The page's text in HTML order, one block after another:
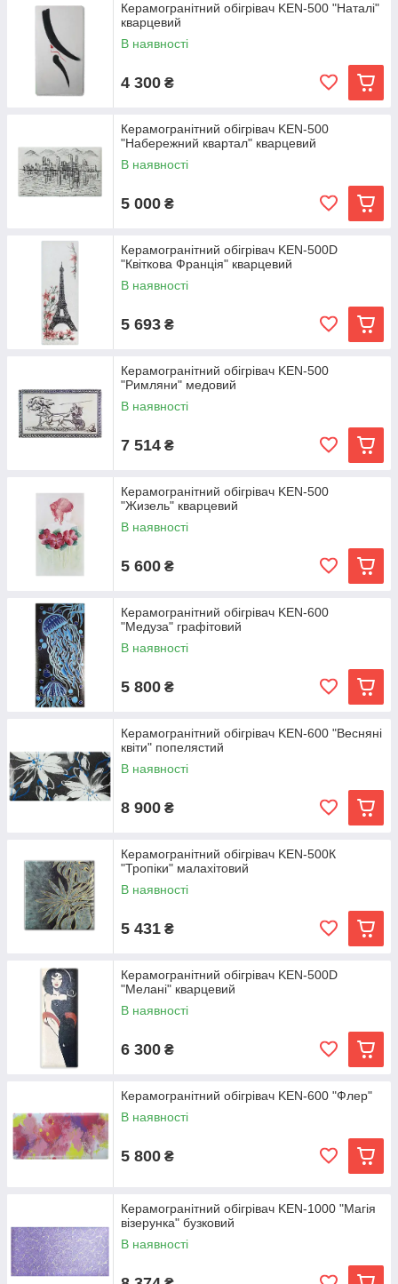
Керамогранітний обігрівач KEN-500 "Наталі"
кварцевий
В наявності
4 300 ₴
Керамогранітний обігрівач KEN-500
"Набережний квартал" кварцевий
В наявності
5 000 ₴
Керамогранітний обігрівач KEN-500D
"Квіткова Франція" кварцевий
В наявності
5 693 ₴
Керамогранітний обігрівач KEN-500
"Римляни" медовий
В наявності
7 514 ₴
Керамогранітний обігрівач KEN-500
"Жизель" кварцевий
В наявності
5 600 ₴
Керамогранітний обігрівач KEN-600
"Медуза" графітовий
В наявності
5 800 ₴
Керамогранітний обігрівач KEN-600 "Весняні
квіти" попелястий
В наявності
8 900 ₴
Керамогранітний обігрівач KEN-500К
"Тропіки" малахітовий
В наявності
5 431 ₴
Керамогранітний обігрівач KEN-500D
"Мелані" кварцевий
В наявності
6 300 ₴
Керамогранітний обігрівач KEN-600 "Флер"
В наявності
5 800 ₴
Керамогранітний обігрівач KEN-1000 "Магія
візерунка" бузковий
В наявності